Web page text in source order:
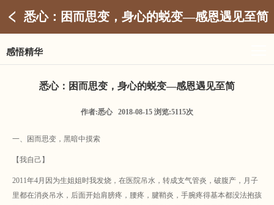
悉心：困而思变，身心的蜕变—感恩遇见至简
感悟精华
悉心：困而思变，身心的蜕变—感恩遇见至简
作者:悉心 2018-08-15 浏览:5115次
一、困而思变，黑暗中摸索
【我自己】
2011年4月因为生姐姐时我发烧，在医院吊水，转成支气管炎，破腹产，月子
里都在消炎吊水，后面开始肩膀疼，腰疼，腱鞘炎，手腕疼得基本都没法抱孩